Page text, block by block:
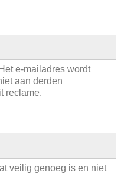
e-mailadres wordt
aan derden
reclame.
veilig genoeg is en niet